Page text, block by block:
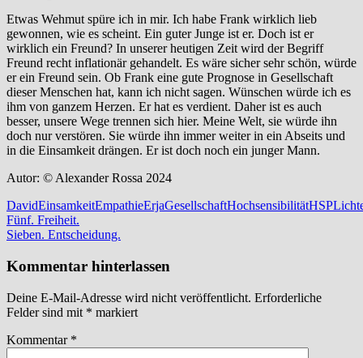
Etwas Wehmut spüre ich in mir. Ich habe Frank wirklich lieb
gewonnen, wie es scheint. Ein guter Junge ist er. Doch ist er
wirklich ein Freund? In unserer heutigen Zeit wird der Begriff
Freund recht inflationär gehandelt. Es wäre sicher sehr schön, würde
er ein Freund sein. Ob Frank eine gute Prognose in Gesellschaft
dieser Menschen hat, kann ich nicht sagen. Wünschen würde ich es
ihm von ganzem Herzen. Er hat es verdient. Daher ist es auch
besser, unsere Wege trennen sich hier. Meine Welt, sie würde ihn
doch nur verstören. Sie würde ihn immer weiter in ein Abseits und
in die Einsamkeit drängen. Er ist doch noch ein junger Mann.
Autor: © Alexander Rossa 2024
DavidEinsamkeitEmpathieErjaGesellschaftHochsensibilitätHSP
Beitragsnavigation
Vorheriger
Beitrag:
Fünf. Freiheit.
Nächster
Sieben. Entscheidung.
Kommentar hinterlassen
Deine E-Mail-Adresse wird nicht veröffentlicht. Erforderliche
Felder sind mit * markiert
Kommentar *